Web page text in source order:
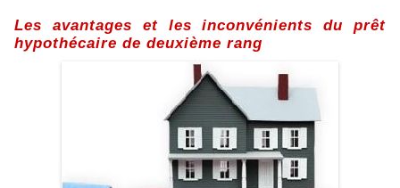
Les avantages et les inconvénients du prêt
hypothécaire de deuxième rang